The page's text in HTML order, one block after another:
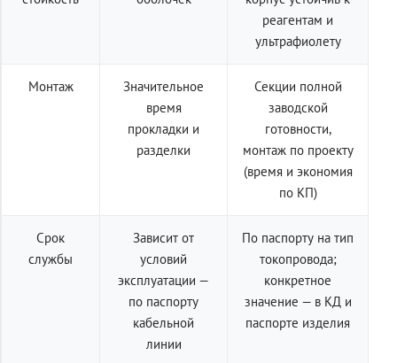
реагентам и
ультрафиолету
Монтаж
Значительное
время
прокладки и
разделки
Секции полной
заводской
готовности,
монтаж по проекту
(время и экономия
по КП)
Срок
службы
Зависит от
условий
эксплуатации —
по паспорту
кабельной
линии
По паспорту на тип
токопровода;
конкретное
значение — в КД и
паспорте изделия